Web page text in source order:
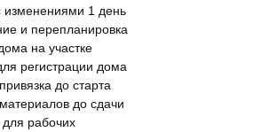
изменениями 1 день
и перепланировка
на участке
регистрации дома
до старта
до сдачи
для рабочих